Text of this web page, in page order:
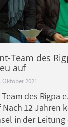
Team des
auf
Oktober 2021
des Rigpa
12 Jahren
in der Leitung